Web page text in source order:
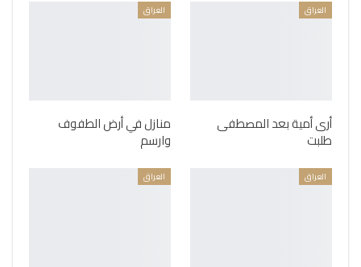
العراق
أرى أمية بعد المصطفى
طلبت
العراق
منازل في أرض الطفوف
وارسم
العراق العراق